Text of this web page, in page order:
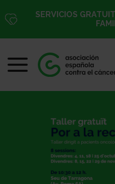
SERVICIOS